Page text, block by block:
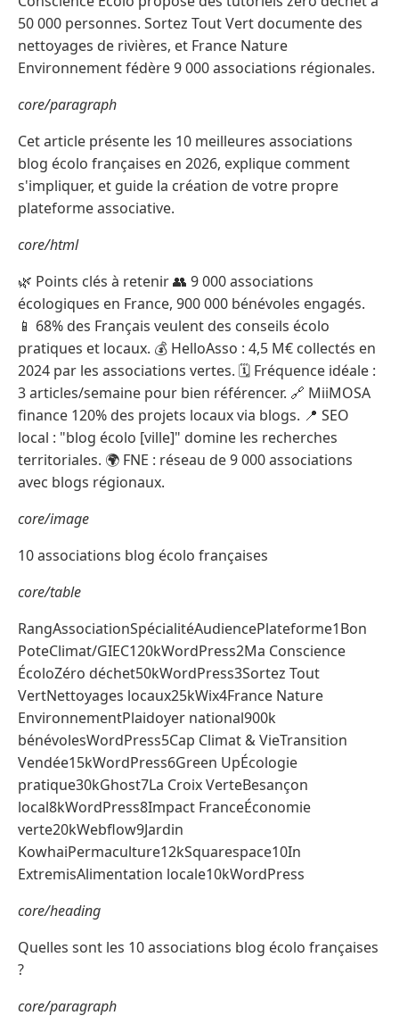
50 000 personnes. Sortez Tout Vert documente des
nettoyages de rivières, et France Nature
Environnement fédère 9 000 associations régionales.
core/paragraph
Cet article présente les 10 meilleures associations
blog écolo françaises en 2026, explique comment
s'impliquer, et guide la création de votre propre
plateforme associative.
core/html
🌿 Points clés à retenir 👥 9 000 associations
écologiques en France, 900 000 bénévoles engagés.
📱 68% des Français veulent des conseils écolo
pratiques et locaux. 💰 HelloAsso : 4,5 M€ collectés en
2024 par les associations vertes. 🗓️ Fréquence idéale :
3 articles/semaine pour bien référencer. 🔗 MiiMOSA
finance 120% des projets locaux via blogs. 📍 SEO
local : "blog écolo [ville]" domine les recherches
territoriales. 🌍 FNE : réseau de 9 000 associations
avec blogs régionaux.
core/image
10 associations blog écolo françaises
core/table
RangAssociationSpécialitéAudiencePlateforme1Bon
PoteClimat/GIEC120kWordPress2Ma Conscience
ÉcoloZéro déchet50kWordPress3Sortez Tout
VertNettoyages locaux25kWix4France Nature
EnvironnementPlaidoyer national900k
bénévolesWordPress5Cap Climat & VieTransition
Vendée15kWordPress6Green UpÉcologie
pratique30kGhost7La Croix VerteBesançon
local8kWordPress8Impact FranceÉconomie
verte20kWebflow9Jardin
KowhaiPermaculture12kSquarespace10In
ExtremisAlimentation locale10kWordPress
core/heading
Quelles sont les 10 associations blog écolo françaises
?
core/paragraph